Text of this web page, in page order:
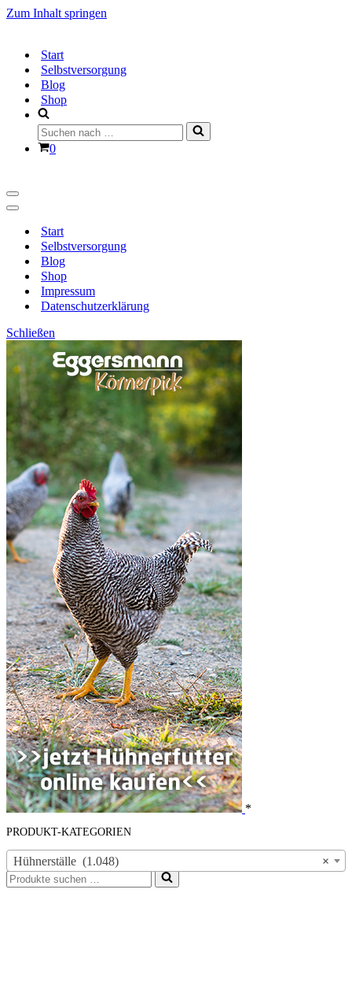
Zum Inhalt springen
Start
Selbstversorgung
Blog
Shop
Suchen
nach …
Warenkorb
0
Navigationsmenü
Navigationsmenü
Start
Selbstversorgung
Blog
Shop
Impressum
Datenschutzerklärung
Schließen
*
PRODUKT-KATEGORIEN
×
Hühnerställe (1.048)
Suchen
nach …